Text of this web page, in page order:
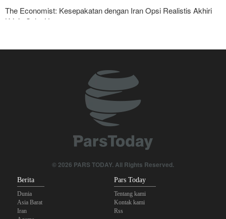
The Economist: Kesepakatan dengan Iran Opsi Realistis Akhiri
Krisis Selat Hormuz
Anggota Kongres AS Khawatirkan Dampak Menipisnya Rudal
Sanders: Trump Berbahaya Seret AS dalam Perang yang
Serikat Pekerja Serukan Pencabutan Izin Penggunaan Pangkalan
© 2026 PARS TODAY. All Rights Reserved.
Berita
Dunia
Asia Barat
Iran
Pars Today
Tentang kami
Kontak kami
Rss